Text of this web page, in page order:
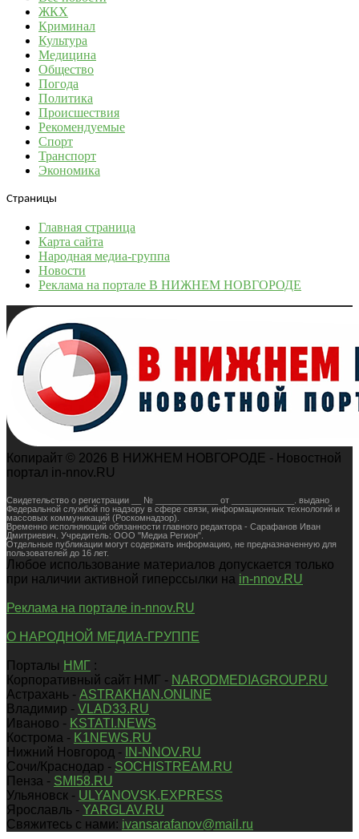
ЖКХ
Криминал
Культура
Медицина
Общество
Погода
Политика
Происшествия
Рекомендуемые
Спорт
Транспорт
Экономика
Страницы
Главная страница
Карта сайта
Народная медиа-группа
Новости
Реклама на портале В НИЖНЕМ НОВГОРОДЕ
Копирайт © 2026 В НИЖНЕМ НОВГОРОДЕ - Новостной
портал in-nnov.RU
Свидетельство о регистрации __ № _____________ от _____________. выдано
Федеральной службой по надзору в сфере связи, информационных технологий и
массовых коммуникаций (Роскомнадзор).
Временно исполняющий обязанности главного редактора - Сарафанов Иван
Дмитриевич. Учредитель: ООО "Медиа Регион".
Отдельные публикации могут содержать информацию, не предназначенную для
пользователей до 16 лет.
Любое использование материалов допускается только
при наличии активной гиперссылки на in-nnov.RU
Реклама на портале in-nnov.RU
О НАРОДНОЙ МЕДИА-ГРУППЕ
Порталы НМГ :
Корпоративный сайт НМГ - NARODMEDIAGROUP.RU
Астрахань - ASTRAKHAN.ONLINE
Владимир - VLAD33.RU
Иваново - KSTATI.NEWS
Кострома - K1NEWS.RU
Нижний Новгород -
IN-NNOV.RU
Сочи/Краснодар - SOCHISTREAM.RU
Пенза - SMI58.RU
Ульяновск - ULYANOVSK.EXPRESS
Ярославль - YARGLAV.RU
Свяжитесь с нами: ivansarafanov@mail.ru